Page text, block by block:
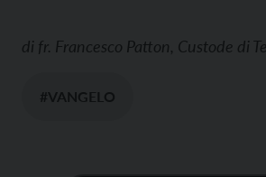
di fr. Francesco Patton, Custode di
#VANGELO